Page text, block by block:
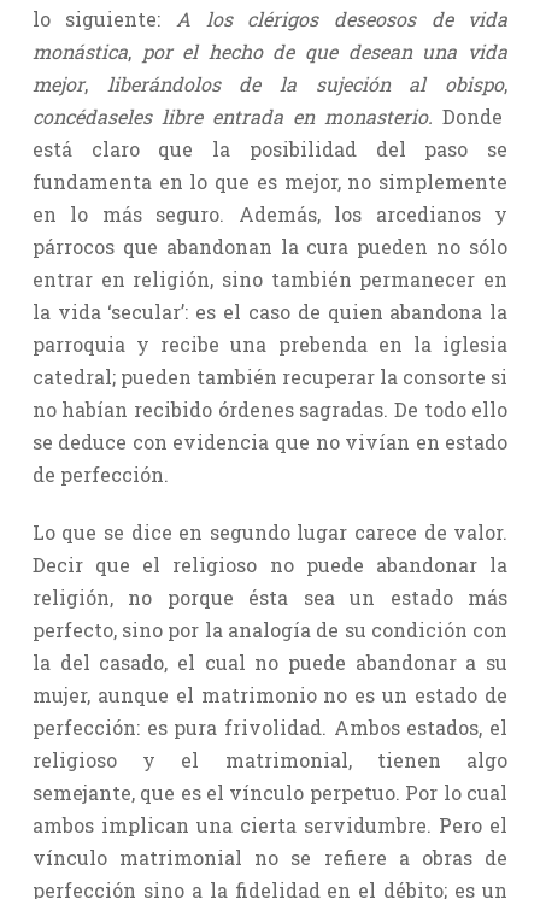
lo siguiente: A los clérigos deseosos de vida
monástica,por el hecho de que desean una vida
mejor,liberándolos de la sujeción al obispo,
concédaseles libre entrada en monasterio.Donde
está claro que la posibilidad del paso se
fundamenta en lo que es mejor, no simplemente
en lo más seguro. Además, los arcedianos y
párrocos que abandonan la cura pueden no sólo
entrar en religión, sino también permanecer en
la vida ‘secular’: es el caso de quien abandona la
parroquia y recibe una prebenda en la iglesia
catedral; pueden también recuperar la consorte si
no habían recibido órdenes sagradas. De todo ello
se deduce con evidencia que no vivían en estado
de perfección.
Lo que se dice en segundo lugar carece de valor.
Decir que el religioso no puede abandonar la
religión, no porque ésta sea un estado más
perfecto, sino por la analogía de su condición con
la del casado, el cual no puede abandonar a su
mujer, aunque el matrimonio no es un estado de
perfección: es pura frivolidad. Ambos estados, el
religioso y el matrimonial, tienen algo
semejante, que es el vínculo perpetuo. Por lo cual
ambos implican una cierta servidumbre. Pero el
vínculo matrimonial no se refiere a obras de
perfección sino a la fidelidad en el débito; es un